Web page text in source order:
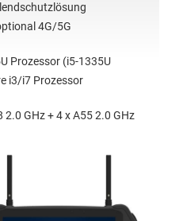
4G/5G
Prozessor (i5-1335U
i3/i7 Prozessor
2.0 GHz + 4 x A55 2.0 GHz